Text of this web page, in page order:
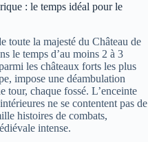
: le temps idéal pour le
toute la majesté du Château de
le temps d’au moins 2 à 3
les châteaux forts les plus
impose une déambulation
tour, chaque fossé. L’enceinte
ne se contentent pas de
histoires de combats,
intense.